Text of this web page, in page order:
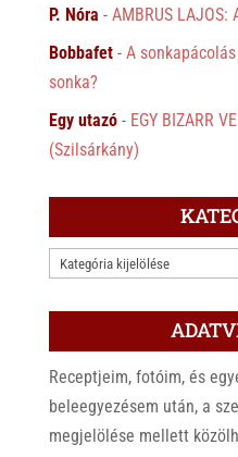
P. Nóra - AMBRUS
Bobbafet- A
sonka?
Egy utazó- EGY BIZARR
(Szilsárkány)
KATEGÓRIÁK
Receptjeim, fotóim, és
beleegyezésem után, a
megjelölése mellett